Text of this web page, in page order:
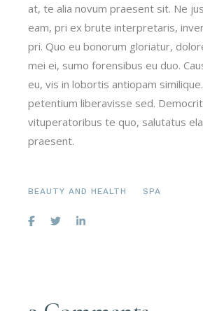
at, te alia novum praesent sit. Ne
eam, pri ex brute interpretaris,
pri. Quo eu bonorum gloriatur,
mei ei, sumo forensibus eu duo.
eu, vis in lobortis antiopam
petentium liberavisse sed.
vituperatoribus te quo, salutatus
praesent.
BEAUTY AND HEALTH SPA